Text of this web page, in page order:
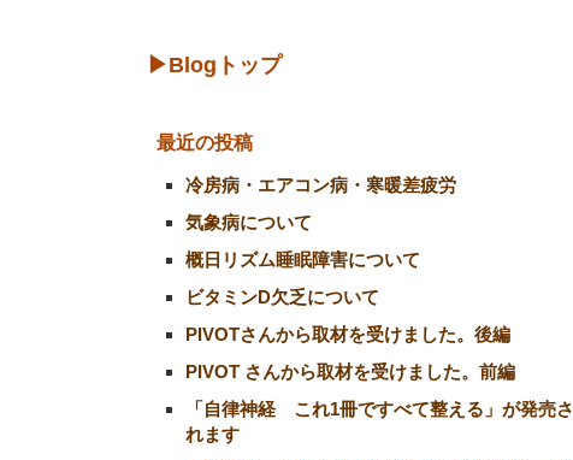
▶Blogトップ
最近の投稿
冷房病・エアコン病・寒暖差疲労
気象病について
概日リズム睡眠障害について
ビタミンD欠乏について
PIVOTさんから取材を受けました。後編
PIVOT さんから取材を受けました。前編
「自律神経 これ1冊ですべて整える」が発売さ
れます